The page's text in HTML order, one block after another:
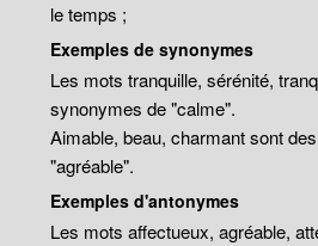
le temps ;
Exemples de synonymes
Les mots tranquille, sérénité,
synonymes de "calme".
Aimable, beau, charmant sont
"agréable".
Exemples d'antonymes
Les mots affectueux, agréable,